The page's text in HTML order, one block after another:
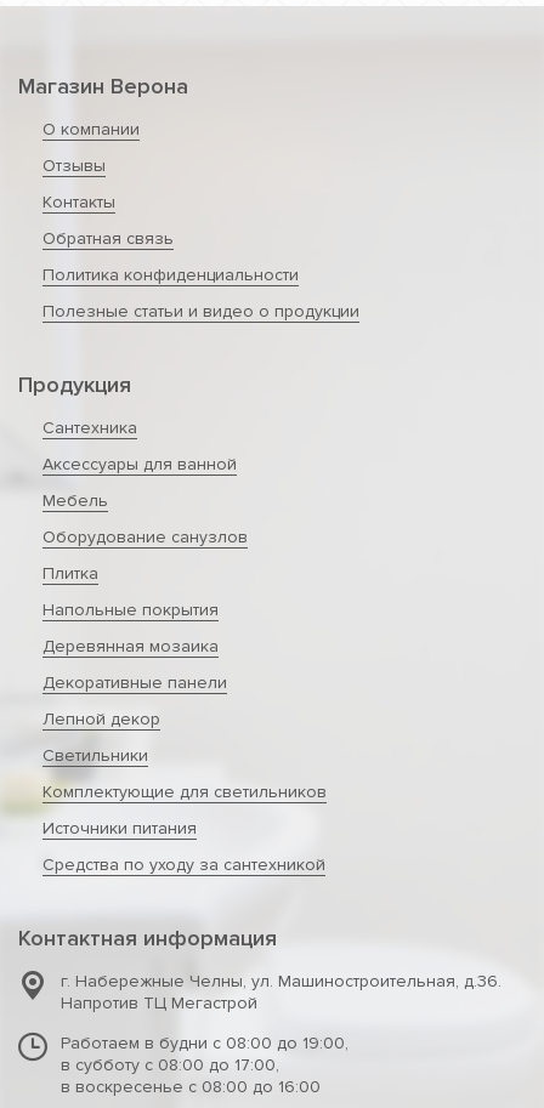
Магазин Верона
О компании
Отзывы
Контакты
Обратная связь
Политика конфиденциальности
Полезные статьи и видео о продукции
Продукция
Сантехника
Аксессуары для ванной
Мебель
Оборудование санузлов
Плитка
Напольные покрытия
Деревянная мозаика
Декоративные панели
Лепной декор
Светильники
Комплектующие для светильников
Источники питания
Средства по уходу за сантехникой
Контактная информация
г. Набережные Челны, ул. Машиностроительная, д.36.
Напротив ТЦ Мегастрой
Работаем в будни с 08:00 до 19:00,
в субботу с 08:00 до 17:00,
в воскресенье с 08:00 до 16:00